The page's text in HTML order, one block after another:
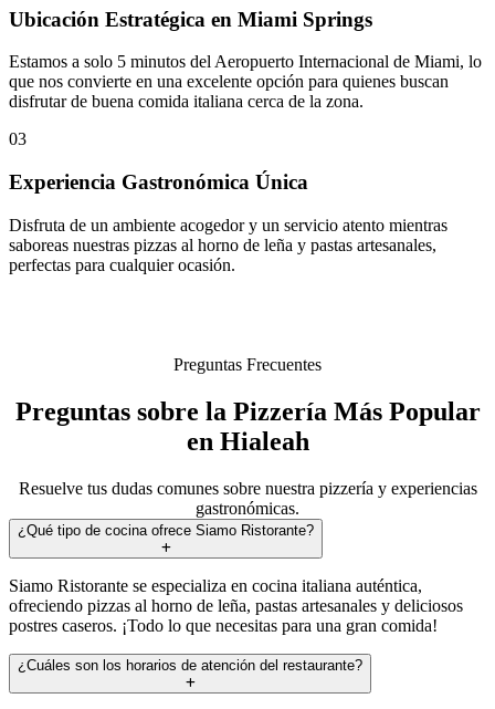
Ubicación Estratégica en Miami Springs
Estamos a solo 5 minutos del Aeropuerto Internacional de Miami, lo
que nos convierte en una excelente opción para quienes buscan
disfrutar de buena comida italiana cerca de la zona.
03
Experiencia Gastronómica Única
Disfruta de un ambiente acogedor y un servicio atento mientras
saboreas nuestras pizzas al horno de leña y pastas artesanales,
perfectas para cualquier ocasión.
Preguntas Frecuentes
Preguntas sobre la Pizzería Más Popular
en Hialeah
Resuelve tus dudas comunes sobre nuestra pizzería y experiencias
gastronómicas.
¿Qué tipo de cocina ofrece Siamo Ristorante?
Siamo Ristorante se especializa en cocina italiana auténtica,
ofreciendo pizzas al horno de leña, pastas artesanales y deliciosos
postres caseros. ¡Todo lo que necesitas para una gran comida!
¿Cuáles son los horarios de atención del restaurante?